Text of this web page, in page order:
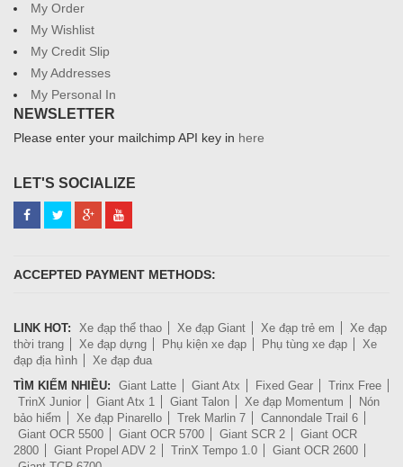
My Order
My Wishlist
My Credit Slip
My Addresses
My Personal In
NEWSLETTER
Please enter your mailchimp API key in here
LET'S SOCIALIZE
ACCEPTED PAYMENT METHODS:
LINK HOT: Xe đạp thể thao Xe đạp Giant Xe đạp trẻ em
Xe đạp
thời trang
Xe đạp dựng Phụ kiện xe đạp Phụ tùng xe đạp
Xe
đạp địa hình
Xe đạp đua
TÌM KIẾM NHIỀU:
Giant Latte Giant Atx Fixed Gear
Trinx Free
TrinX Junior
Giant Atx 1 Giant Talon Xe đạp Momentum
Nón
bảo hiểm
Xe đạp Pinarello Trek Marlin 7
Cannondale Trail 6
Giant OCR 5500
Giant OCR 5700 Giant SCR 2
Giant OCR
2800
Giant Propel ADV 2 TrinX Tempo 1.0
Giant OCR 2600